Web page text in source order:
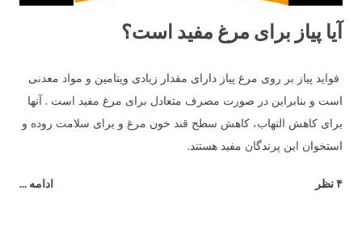
آیا پیاز برای مرغ مفید است؟
فواید پیاز بر روی مرغ پیاز دارای مقدار زیادی ویتامین و مواد معدنی
است و بنابراین در صورت مصرف متعادل برای مرغ مفید است . آنها
برای کاهش التهاب، کاهش سطح قند خون مرغ و برای سلامت روده و
استخوان این پرندگان مفید هستند.
۴ نظر ادامه ...